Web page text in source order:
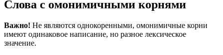
Слова с омонимичными корнями
Важно! Не являются однокоренными, омонимичные корни
имеют одинаковое написание, но разное лексическое
значение.